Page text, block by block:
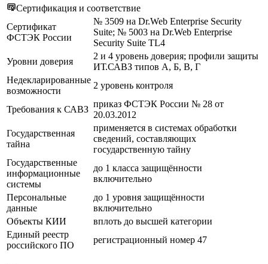
Сертификация и соответствие
Сертификат
ФСТЭК России
№ 3509 на Dr.Web Enterprise Security
Suite; № 5003 на Dr.Web Enterprise
Security Suite TL4
Уровни доверия
2 и 4 уровень доверия; профили защиты
ИТ.САВЗ типов А, Б, В, Г
Недекларированные
возможности
2 уровень контроля
Требования к САВЗ
приказ ФСТЭК России № 28 от
20.03.2012
Государственная
тайна
применяется в системах обработки
сведений, составляющих
государственную тайну
Государственные
информационные
системы
до 1 класса защищённости
включительно
Персональные
данные
до 1 уровня защищённости
включительно
Объекты КИИ
вплоть до высшей категории
Единый реестр
российского ПО
регистрационный номер 47